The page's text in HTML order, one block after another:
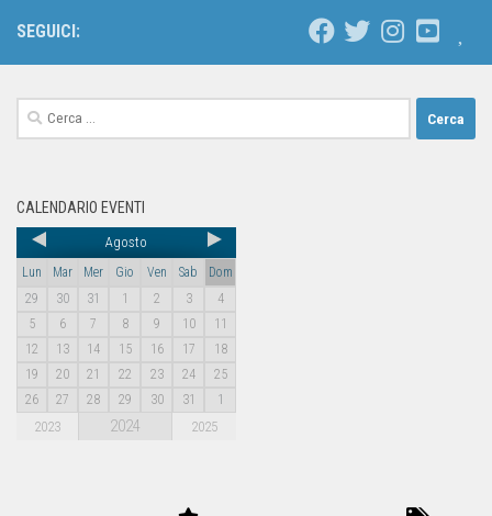
SEGUICI:
CALENDARIO EVENTI
Agosto
Lun Mar Mer Gio Ven Sab
Dom
29
30 31 1 2 3
4
5
6 7 8 9 10
11
12
13 14 15 16 17
18
19
20 21 22 23 24
25
26
27 28 29 30 31 1
2023 2024 2025